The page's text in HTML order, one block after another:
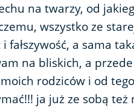
na twarzy, od
wszystko ze
i fałszywość, a sama
na bliskich, a
rodziców i od
ja już ze sobą też